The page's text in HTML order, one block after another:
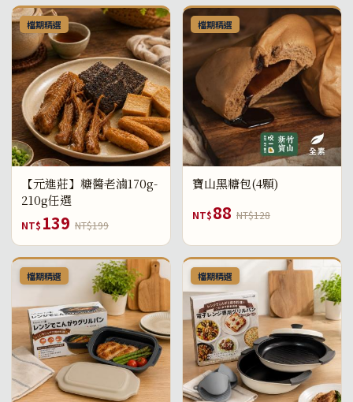
檔期精選
【元進莊】糖醬老滷170g-
210g任選
NT$ 139 NT$199
檔期精選
寶山黑糖包(4顆)
NT$88 NT$128
檔期精選 檔期精選